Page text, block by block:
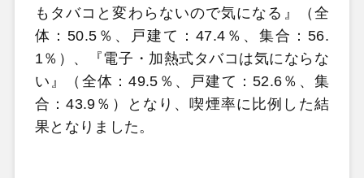
もタバコと変わらないので気になる』（全
体：50.5％、戸建て：47.4％、集合：56.
1％）、『電子・加熱式タバコは気にならな
い』（全体：49.5％、戸建て：52.6％、集
合：43.9％）となり、喫煙率に比例した結
果となりました。